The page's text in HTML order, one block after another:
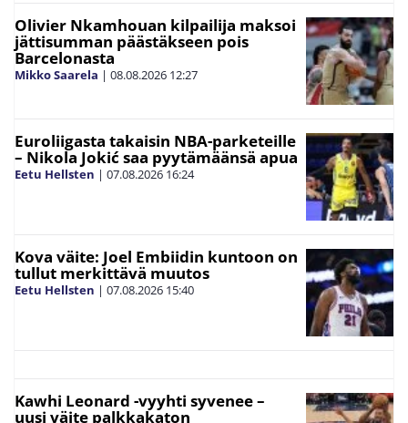
Olivier Nkamhouan kilpailija maksoi
jättisumman päästäkseen pois
Barcelonasta
Mikko Saarela | 08.08.2026 12:27
Euroliigasta takaisin NBA-parketeille
– Nikola Jokić saa pyytämäänsä apua
Eetu Hellsten | 07.08.2026 16:24
Kova väite: Joel Embiidin kuntoon on
tullut merkittävä muutos
Eetu Hellsten | 07.08.2026 15:40
Kawhi Leonard -vyyhti syvenee –
uusi väite palkkakaton